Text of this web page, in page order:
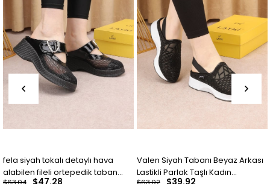
taban
Valen Siyah Tabanı Beyaz Arkası
Lastikli Parlak Taşlı Kadın
KEIRY Parlak
Arkadan